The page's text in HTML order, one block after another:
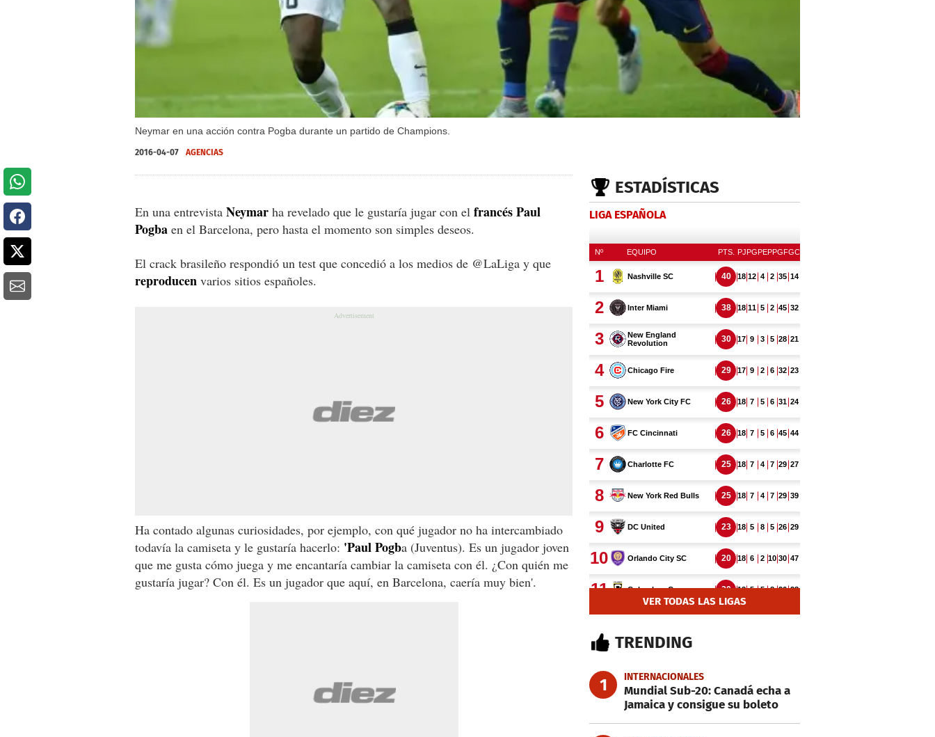
Neymar en una acción contra Pogba durante un partido de Champions.
2016-04-07 AGENCIAS
En una entrevista Neymar ha revelado que le gustaría jugar con el francés Paul
Pogba en el Barcelona, pero hasta el momento son simples deseos.
El crack brasileño respondió un test que concedió a los medios de @LaLiga y que
reproducen varios sitios españoles.
Ha contado algunas curiosidades, por ejemplo, con qué jugador no ha intercambiado
todavía la camiseta y le gustaría hacerlo: 'Paul Pogba (Juventus). Es un jugador joven
que me gusta cómo juega y me encantaría cambiar la camiseta con él. ¿Con quién me
gustaría jugar? Con él. Es un jugador que aquí, en Barcelona, caería muy bien'.
ESTADÍSTICAS
LIGA ESPAÑOLA
VER TODAS LAS LIGAS
TRENDING
1 INTERNACIONALES
Mundial Sub-20: Canadá echa a
Jamaica y consigue su boleto